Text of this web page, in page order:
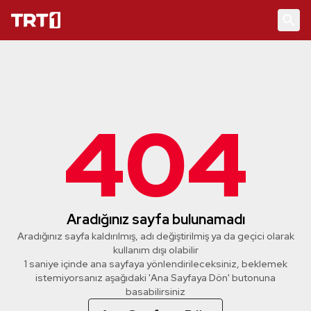
404
Aradığınız sayfa bulunamadı
Aradığınız sayfa kaldırılmış, adı değiştirilmiş ya da geçici olarak
kullanım dışı olabilir
1 saniye içinde ana sayfaya yönlendirileceksiniz, beklemek
istemiyorsanız aşağıdaki 'Ana Sayfaya Dön' butonuna
basabilirsiniz